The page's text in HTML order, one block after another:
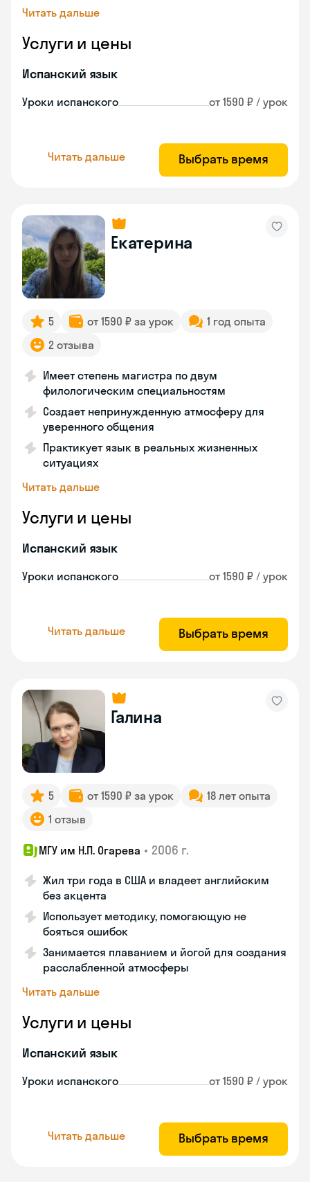
Читать дальше
Услуги и цены
Испанский язык
Уроки испанского от 1590 ₽ / урок
Читать дальше Выбрать время
Екатерина
5 от 1590 ₽ за урок
1 год опыта
2 отзыва
Имеет степень магистра по двум
филологическим специальностям
Создает непринужденную атмосферу для
уверенного общения
Практикует язык в реальных жизненных
ситуациях
Читать дальше
Услуги и цены
Испанский язык
Уроки испанского от 1590 ₽ / урок
Читать дальше Выбрать время
Галина
5 от 1590 ₽ за урок
18 лет опыта
1 отзыв
МГУ им Н.П. Огарева • 2006 г.
Жил три года в США и владеет английским
без акцента
Использует методику, помогающую не
бояться ошибок
Занимается плаванием и йогой для создания
расслабленной атмосферы
Читать дальше
Услуги и цены
Испанский язык
Уроки испанского от 1590 ₽ / урок
Читать дальше Выбрать время